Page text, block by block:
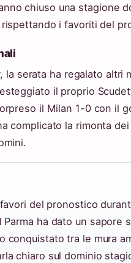
chiuso una stagione
i favoriti del
la serata ha regalato altri
il proprio
il Milan 1-0 con il
complicato la rimonta
del pronostico
ha dato un sapore
conquistato tra le mura
chiaro sul dominio